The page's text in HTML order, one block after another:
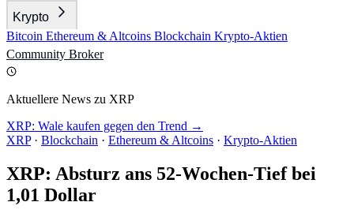
Krypto
Bitcoin Ethereum & Altcoins Blockchain Krypto-Aktien
Community Broker
Aktuellere News zu XRP
XRP: Wale kaufen gegen den Trend →
XRP · Blockchain · Ethereum & Altcoins · Krypto-Aktien
XRP: Absturz ans 52-Wochen-Tief bei
1,01 Dollar